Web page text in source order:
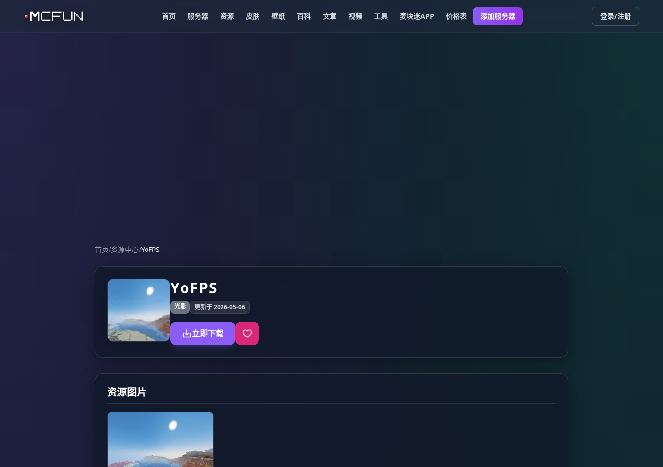
首页 服务器 资源 皮肤 壁纸 百科 文章 视频 工具 麦块迷APP 价格表 添加服务器 登录/注册
首页/资源中心/YoFPS
YoFPS
光影 更新于 2026-05-06
立即下载
资源图片